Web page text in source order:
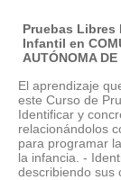
Pruebas Libres
Infantil en
AUTÓNOMA
El aprendizaje
este Curso de
Identificar y
relacionándolos
para programar
la infancia. -
describiendo sus